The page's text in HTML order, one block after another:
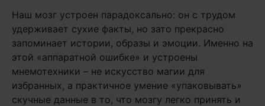
Наш мозг устроен парадоксально: он с трудом
удерживает сухие факты, но зато прекрасно
запоминает истории, образы и эмоции. Именно на
этой «аппаратной ошибке» и устроены
мнемотехники – не искусство магии для
избранных, а практичное умение «упаковывать»
скучные данные в то, что мозгу легко принять и